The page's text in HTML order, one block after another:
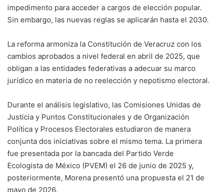
impedimento para acceder a cargos de elección popular.
Sin embargo, las nuevas reglas se aplicarán hasta el 2030.
La reforma armoniza la Constitución de Veracruz con los
cambios aprobados a nivel federal en abril de 2025, que
obligan a las entidades federativas a adecuar su marco
jurídico en materia de no reelección y nepotismo electoral.
Durante el análisis legislativo, las Comisiones Unidas de
Justicia y Puntos Constitucionales y de Organización
Política y Procesos Electorales estudiaron de manera
conjunta dos iniciativas sobre el mismo tema. La primera
fue presentada por la bancada del Partido Verde
Ecologista de México (PVEM) el 26 de junio de 2025 y,
posteriormente, Morena presentó una propuesta el 21 de
mayo de 2026.